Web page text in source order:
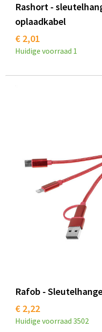
Rashort -
oplaadkabel
€ 2,01
Huidige voorraad 1
Rafob -
€ 2,22
Huidige voorraad 3502